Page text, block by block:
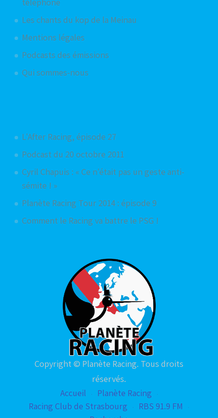
Les chants du kop de la Meinau
Mentions légales
Podcasts des émissions
Qui sommes-nous
L'After Racing, épisode 27
Podcast du 20 octobre 2011
Cyril Chapuis : « Ce n'était pas un geste anti-
sémite ! »
Planète Racing Tour 2014 : épisode 9
Comment le Racing va battre le PSG !
Copyright © Planète Racing. Tous droits
réservés.
Accueil
Planète Racing
Racing Club de Strasbourg
RBS 91.9 FM